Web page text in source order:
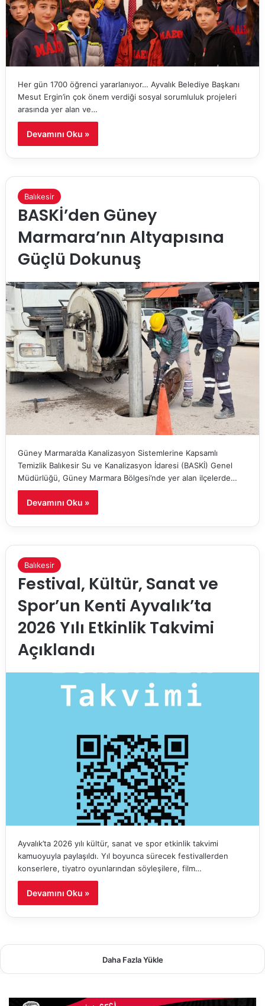
Her gün 1700 öğrenci yararlanıyor… Ayvalık Belediye Başkanı
Mesut Ergin’in çok önem verdiği sosyal sorumluluk projeleri
arasında yer alan ve…
Devamını Oku »
Balıkesir
BASKİ’den Güney
Marmara’nın Altyapısına
Güçlü Dokunuş
Güney Marmara’da Kanalizasyon Sistemlerine Kapsamlı
Temizlik Balıkesir Su ve Kanalizasyon İdaresi (BASKİ) Genel
Müdürlüğü, Güney Marmara Bölgesi’nde yer alan ilçelerde…
Devamını Oku »
Balıkesir
Festival, Kültür, Sanat ve
Spor’un Kenti Ayvalık’ta
2026 Yılı Etkinlik Takvimi
Açıklandı
Ayvalık’ta 2026 yılı kültür, sanat ve spor etkinlik takvimi
kamuoyuyla paylaşıldı. Yıl boyunca sürecek festivallerden
konserlere, tiyatro oyunlarından söyleşilere, film…
Devamını Oku »
Daha Fazla Yükle